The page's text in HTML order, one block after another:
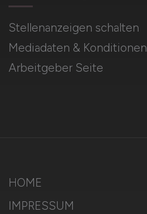
Stellenanzeigen schalten
Mediadaten & Konditionen
Arbeitgeber Seite
HOME
IMPRESSUM